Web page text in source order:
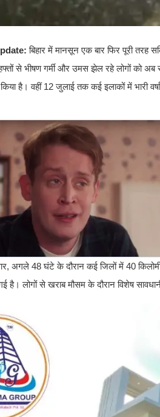
बिहार में मानसून एक बार फिर पूरी तरह
से भीषण गर्मी और उमस झेल रहे लोगों को अब
है। वहीं 12 जुलाई तक कई इलाकों में भारी
अगले 48 घंटे के दौरान कई जिलों में 40
है। लोगों से खराब मौसम के दौरान विशेष